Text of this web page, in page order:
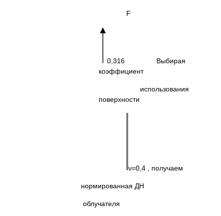
F
0,316 Выбирая
коэффициент
использования
поверхности
ν=0,4 , получаем
нормированная ДН
облучателя